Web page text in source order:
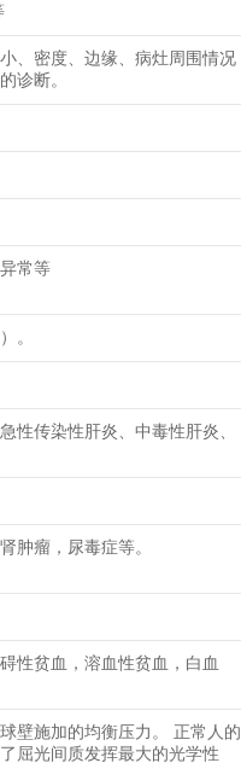
、密度、边缘、病灶周围情况
诊断。
常等
。
性传染性肝炎、中毒性肝炎、
肿瘤，尿毒症等。
性贫血，溶血性贫血，白血
壁施加的均衡压力。 正常人的
屈光间质发挥最大的光学性